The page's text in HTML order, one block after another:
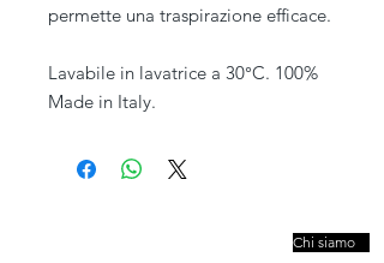
permette una traspirazione efficace.
Lavabile in lavatrice a 30°C. 100%
Made in Italy.
Chi siamo